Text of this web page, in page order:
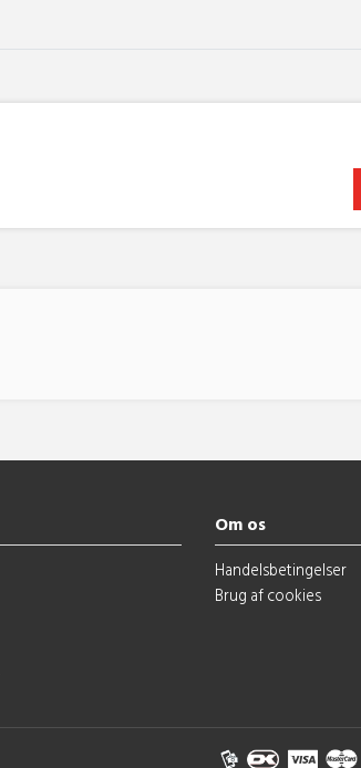
Om os
Handelsbetingelser
Brug af cookies